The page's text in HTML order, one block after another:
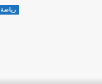
رياضة